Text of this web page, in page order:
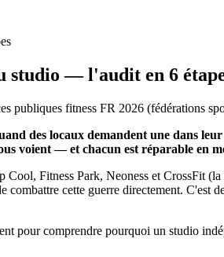
studio — l'audit en 6
publiques fitness FR 2026 (fédérations
des locaux demandent une dans
voient — et chacun est réparable en
Fitness Park, Neoness et CrossFit
combattre cette guerre directement.
pour comprendre pourquoi un studio